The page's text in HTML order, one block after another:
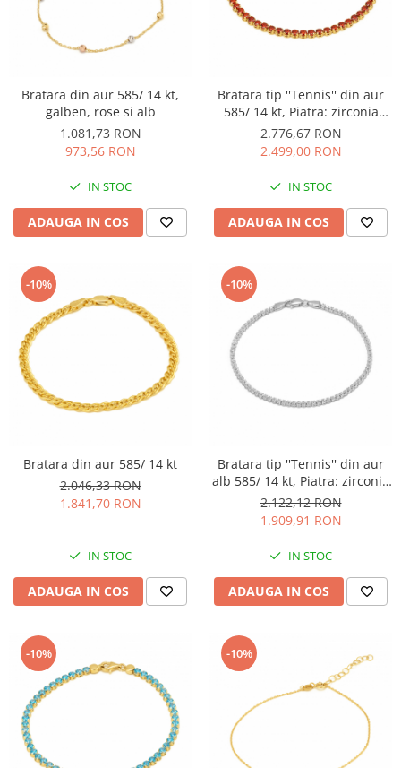
Bratara din aur 585/ 14 kt,
galben, rose si alb
1.081,73 RON
973,56 RON
IN STOC
ADAUGA IN COS
Bratara tip ''Tennis'' din aur
585/ 14 kt, Piatra: zirconia
fatetata, Culoare: rosu
2.776,67 RON
2.499,00 RON
IN STOC
ADAUGA IN COS
-10%
Bratara din aur 585/ 14 kt
2.046,33 RON
1.841,70 RON
IN STOC
ADAUGA IN COS
-10%
Bratara tip ''Tennis'' din aur
alb 585/ 14 kt, Piatra: zirconia
fatetata, Culoare: transparent
2.122,12 RON
1.909,91 RON
IN STOC
ADAUGA IN COS
-10% -10%